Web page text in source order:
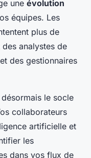
une évolution
équipes. Les
plus de
analystes de
des gestionnaires
le socle
collaborateurs
artificielle et
les
dans vos flux de